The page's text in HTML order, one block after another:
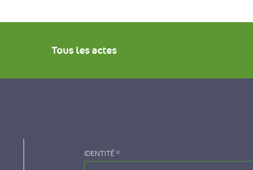
Tous les actes
IDENTITÉ*